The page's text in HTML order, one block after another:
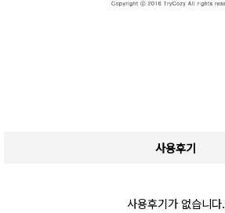
사용후기
사용후기가 없습니다.